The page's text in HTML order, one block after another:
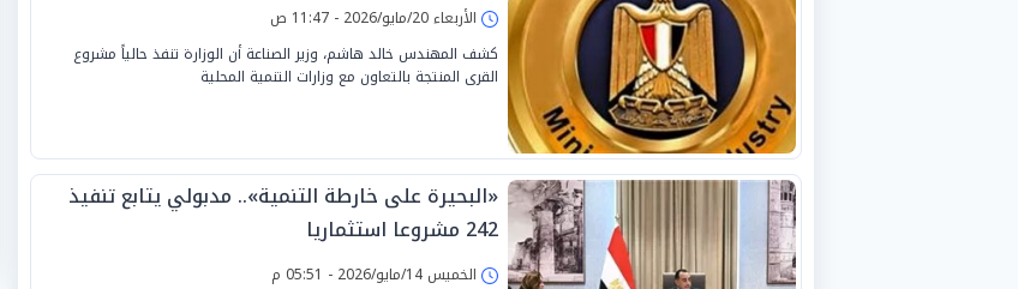
الأربعاء 20/مايو/2026 - 11:47 ص
كشف المهندس خالد هاشم، وزير الصناعة أن الوزارة تنفذ حالياً مشروع
القرى المنتجة بالتعاون مع وزارات التنمية المحلية
«البحيرة على خارطة التنمية».. مدبولي يتابع تنفيذ
242 مشروعا استثماريا
الخميس 14/مايو/2026 - 05:51 م